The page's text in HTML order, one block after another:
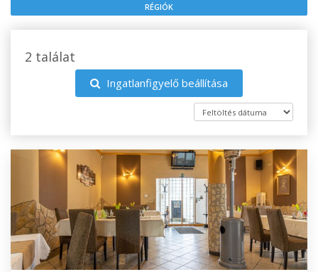
RÉGIÓK
2 találat
Ingatlanfigyelő beállítása